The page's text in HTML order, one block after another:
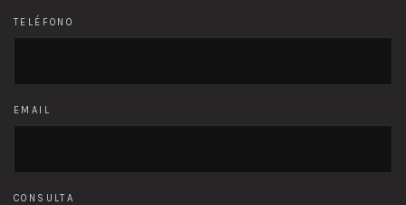
TELÉFONO
EMAIL
CONSULTA